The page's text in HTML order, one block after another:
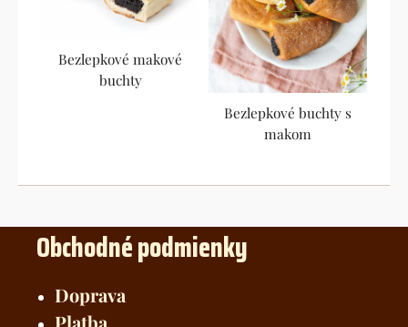
Bezlepkové makové
buchty
Bezlepkové buchty s
makom
Obchodné podmienky
Doprava
Platba